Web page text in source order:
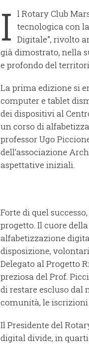
I l Rotary Club
tecnologica con
Digitale”, rivolto
già dimostrato, nella
e profondo del
La prima edizione si
computer e tablet
dei dispositivi al
un corso di
professor Ugo
dell’associazione
aspettative iniziali.
Forte di quel
progetto. Il cuore
alfabetizzazione
disposizione,
Delegato al Progetto
preziosa del Prof.
di restare escluso dal
comunità, le
Il Presidente del
digital divide, in